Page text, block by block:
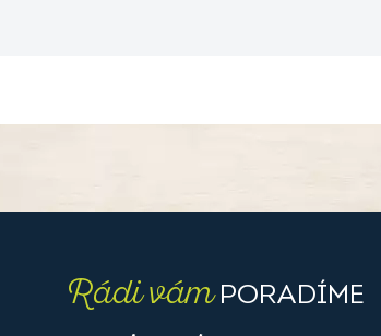
Rádi vámPORADÍME